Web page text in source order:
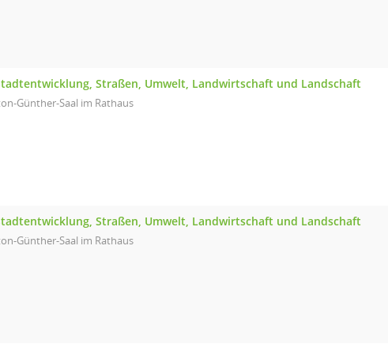
Straßen, Umwelt, Landwirtschaft und Landschaft
Günther-Saal im Rathaus
Straßen, Umwelt, Landwirtschaft und Landschaft
Günther-Saal im Rathaus